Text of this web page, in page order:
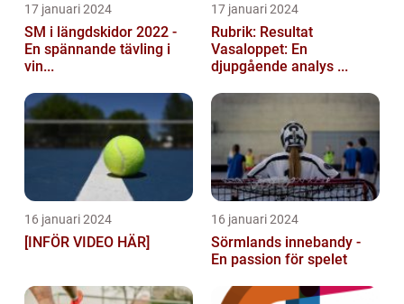
17 januari 2024
SM i längdskidor 2022 -
En spännande tävling i
vin...
17 januari 2024
Rubrik: Resultat
Vasaloppet: En
djupgående analys ...
16 januari 2024
[INFÖR VIDEO HÄR]
16 januari 2024
Sörmlands innebandy -
En passion för spelet